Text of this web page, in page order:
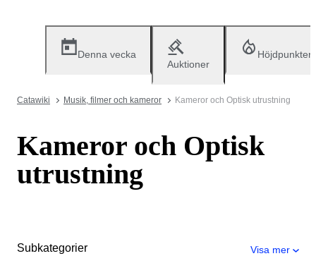
Denna vecka
Auktioner
Höjdpunkter
Catawiki Musik, filmer och kameror Kameror och Optisk utrustning
Kameror och Optisk
utrustning
Subkategorier Visa mer